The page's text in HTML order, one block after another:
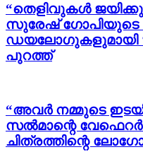
“തെളിവുകൾ
സുരേഷ് ഗോപിയുടെ
ഡയലോഗുകളുമായി
പുറത്ത്
“അവർ നമ്മുടെ
സൽമാന്റെ വേഫെറർ
ചിത്രത്തിന്റെ